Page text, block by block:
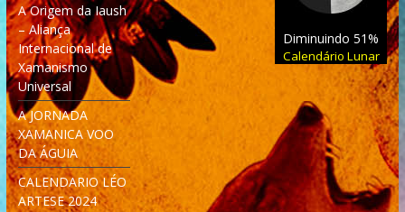
A Origem da Iaush
– Aliança
Internacional de
Xamanismo
Universal
A JORNADA
XAMANICA VOO
DA ÁGUIA
CALENDARIO LÉO
ARTESE 2024
Diminuindo 51%
Calendário Lunar